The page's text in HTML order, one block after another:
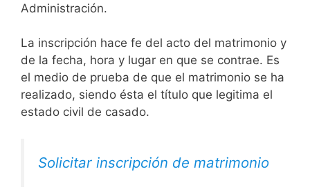
Administración.
La inscripción hace fe del acto del matrimonio y
de la fecha, hora y lugar en que se contrae. Es
el medio de prueba de que el matrimonio se ha
realizado, siendo ésta el título que legitima el
estado civil de casado.
Solicitar inscripción de matrimonio